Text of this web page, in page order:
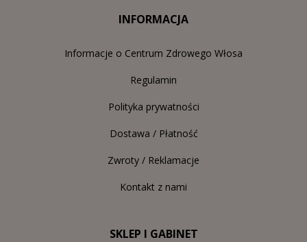
INFORMACJA
Informacje o Centrum Zdrowego Włosa
Regulamin
Polityka prywatności
Dostawa / Płatność
Zwroty / Reklamacje
Kontakt z nami
SKLEP I GABINET